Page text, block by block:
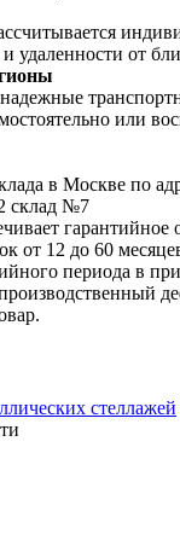
и удаленности от
надежные
или
в Москве по
склад №7
гарантийное
от 12 до 60
периода в
стеллажей